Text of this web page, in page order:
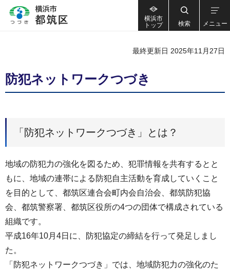
横浜市
トップ
検索 メニュー
最終更新日 2025年11月27日
防犯ネットワークつづき
「防犯ネットワークつづき」とは？
地域の防犯力の強化を図るため、犯罪情報を共有するとと
もに、地域の連帯による防犯自主活動を育成していくこと
を目的として、都筑区連合会町内会自治会、都筑防犯協
会、都筑警察署、都筑区役所の4つの団体で構成されている
組織です。
平成16年10月4日に、防犯協定の締結を行って発足しまし
た。
「防犯ネットワークつづき」では、地域防犯力の強化のた